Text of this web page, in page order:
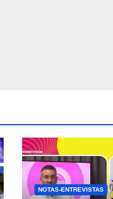
NOTAS-ENTREVISTAS